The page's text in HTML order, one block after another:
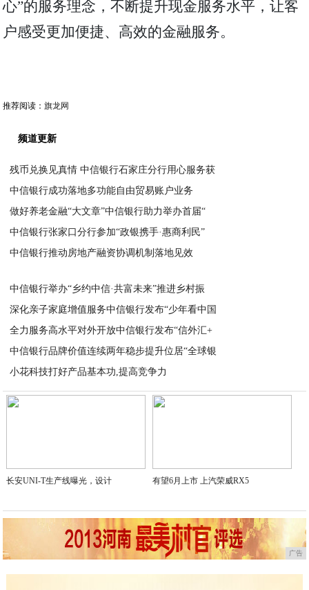
心”的服务理念，不断提升现金服务水平，让客
户感受更加便捷、高效的金融服务。
推荐阅读：旗龙网
频道更新
残币兑换见真情 中信银行石家庄分行用心服务获
中信银行成功落地多功能自由贸易账户业务
做好养老金融“大文章”中信银行助力举办首届“
中信银行张家口分行参加“政银携手·惠商利民”
中信银行推动房地产融资协调机制落地见效
中信银行举办“乡约中信·共富未来”推进乡村振
深化亲子家庭增值服务中信银行发布“少年看中国
全力服务高水平对外开放中信银行发布“信外汇+
中信银行品牌价值连续两年稳步提升位居“全球银
小花科技打好产品基本功,提高竞争力
2024-04-20
长安UNI-T生产线曝光，设计 有望6月上市 上汽荣威RX5
广告